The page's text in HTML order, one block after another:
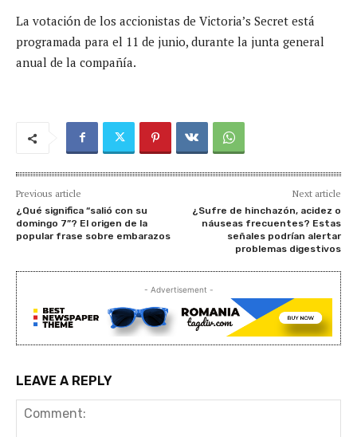
La votación de los accionistas de Victoria’s Secret está
programada para el 11 de junio, durante la junta general
anual de la compañía.
Previous article
¿Qué significa “salió con su
domingo 7”? El origen de la
popular frase sobre embarazos
Next article
¿Sufre de hinchazón, acidez o
náuseas frecuentes? Estas
señales podrían alertar
problemas digestivos
- Advertisement -
LEAVE A REPLY